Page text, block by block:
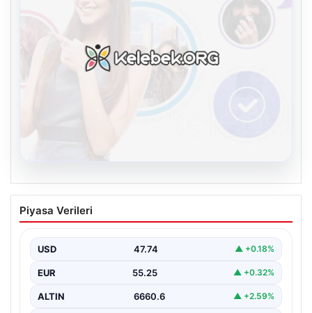
Kelebek sohbet platformu İle Dijital
İletişimin Güvenli Adresi Ve Chat
İnternet çağında insanların güvenli bir biçimde bağlantı
Piyasa Verileri
USD 47.74 ▲ +0.18%
EUR 55.25 ▲ +0.32%
ALTIN 6660.6 ▲ +2.59%